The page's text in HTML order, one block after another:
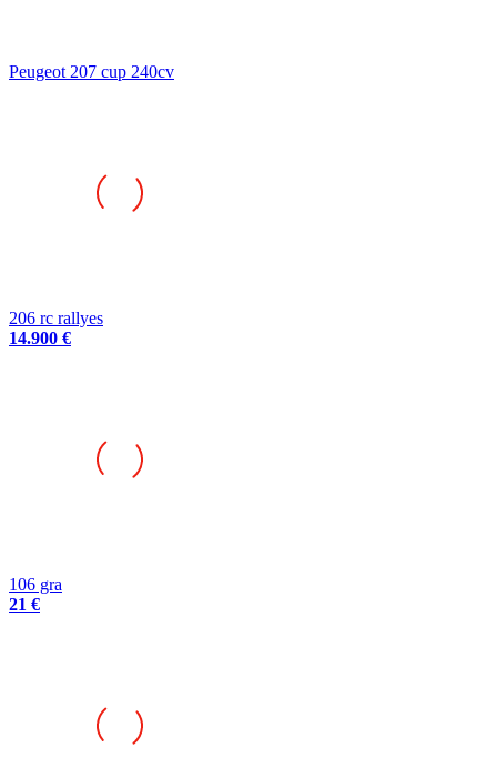
Peugeot 207 cup 240cv
206 rc rallyes
14.900 €
106 gra
21 €